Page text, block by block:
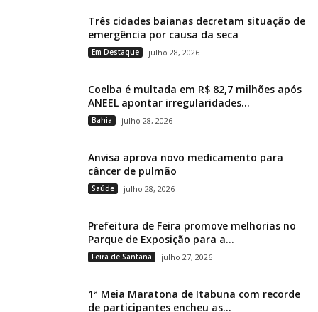
Três cidades baianas decretam situação de
emergência por causa da seca
Em Destaque julho 28, 2026
Coelba é multada em R$ 82,7 milhões após
ANEEL apontar irregularidades...
Bahia julho 28, 2026
Anvisa aprova novo medicamento para
câncer de pulmão
Saúde julho 28, 2026
Prefeitura de Feira promove melhorias no
Parque de Exposição para a...
Feira de Santana julho 27, 2026
1ª Meia Maratona de Itabuna com recorde
de participantes encheu as...